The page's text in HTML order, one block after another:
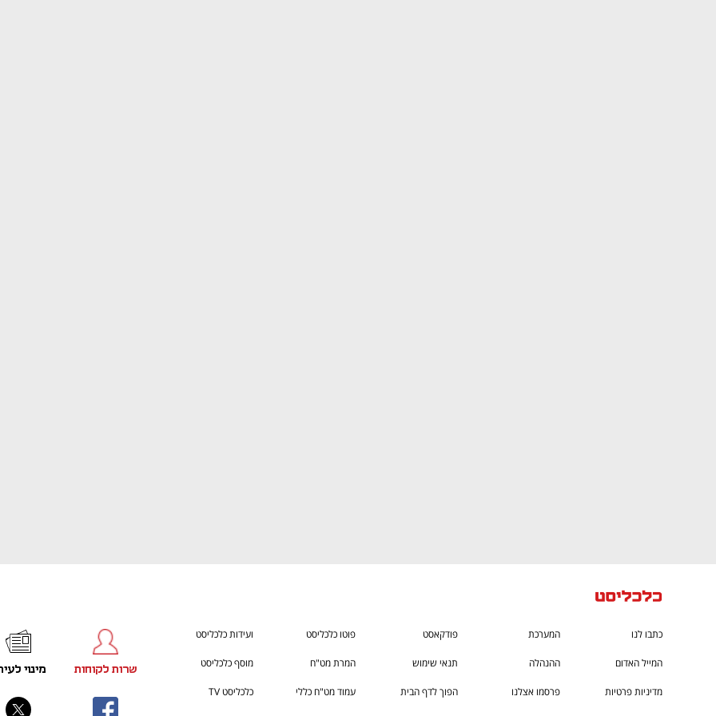
כתבו לנו המערכת פודקאסט פוטו כלכליסט ועידות כלכליסט
המייל האדום ההנהלה תנאי שימוש המרת מט"ח מוסף כלכליסט
מדיניות פרטיות פרסמו אצלנו הפוך לדף הבית עמוד מט"ח כללי כלכליסט TV
שרות לקוחות מינוי